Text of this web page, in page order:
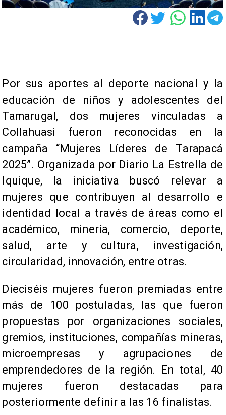
​Por sus aportes al deporte nacional y la
educación de niños y adolescentes del
Tamarugal, dos mujeres vinculadas a
Collahuasi fueron reconocidas en la
campaña “Mujeres Líderes de Tarapacá
2025”. Organizada por Diario La Estrella de
Iquique, la iniciativa buscó relevar a
mujeres que contribuyen al desarrollo e
identidad local a través de áreas como el
académico, minería, comercio, deporte,
salud, arte y cultura, investigación,
circularidad, innovación, entre otras.
Dieciséis mujeres fueron premiadas entre
más de 100 postuladas, las que fueron
propuestas por organizaciones sociales,
gremios, instituciones, compañías mineras,
microempresas y agrupaciones de
emprendedores de la región. En total, 40
mujeres fueron destacadas para
posteriormente definir a las 16 finalistas.